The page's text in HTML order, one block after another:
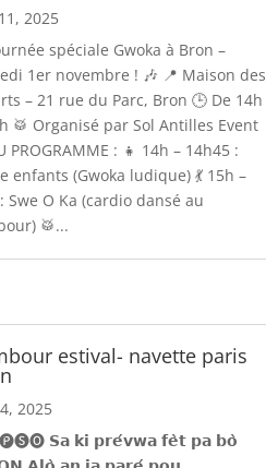
2025
spéciale Gwoka à Bron –
1er novembre ! 🎶 📍 Maison des
– 21 rue du Parc, Bron 🕒 De 14h
🥁 Organisé par Sol Antilles Event
PROGRAMME : 👧 14h – 14h45 :
enfants (Gwoka ludique) 💃 15h –
Swe O Ka (cardio dansé au
🥁...
estival- navette paris
2025
𝗦𝗮 𝗸𝗶 𝗽𝗿𝗲́𝘃𝘄𝗮 𝗳𝗲̀𝘁 𝗽𝗮 𝗯𝗼̀